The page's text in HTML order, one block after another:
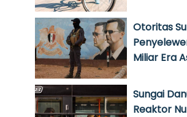
Otoritas
Miliar Era
Sungai
Reaktor